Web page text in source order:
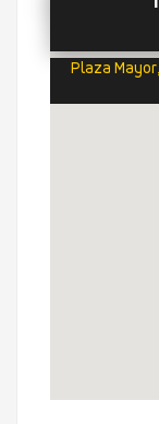
Plaza